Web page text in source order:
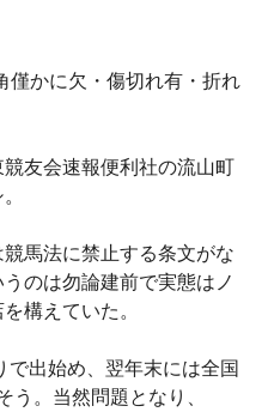
僅かに欠・傷切れ有・折れ
友会速報便利社の流山町
馬法に禁止する条文がな
のは勿論建前で実態はノ
構えていた。
出始め、翌年末には全国
う。当然問題となり、